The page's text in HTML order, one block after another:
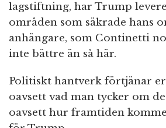
lagstiftning, har Trump
områden som säkrade hans
anhängare, som Continetti
inte bättre än så här.
Politiskt hantverk förtjänar
oavsett vad man tycker om
oavsett hur framtiden